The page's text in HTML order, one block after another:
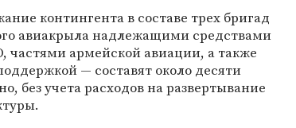
контингента в составе трех бригад
авиакрыла надлежащими средствами
армейской авиации, а также
— составят около десяти
без учета расходов на развертывание